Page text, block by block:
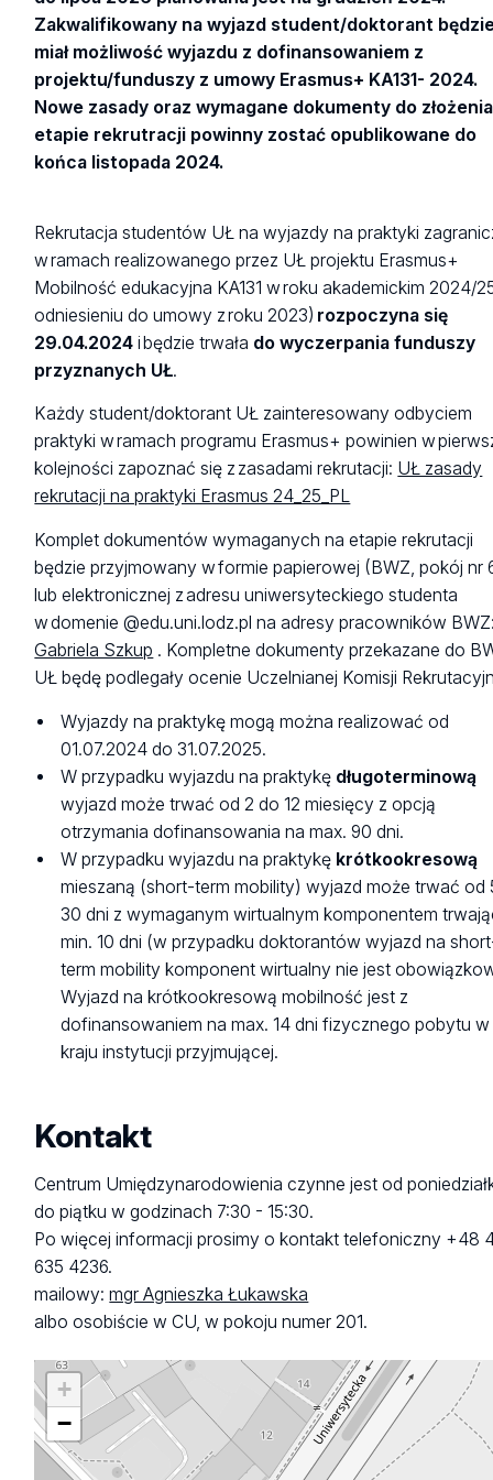
Zakwalifikowany na wyjazd student/doktorant
miał możliwość wyjazdu z dofinansowaniem z
projektu/funduszy z umowy Erasmus+ KA131- 2024.
Nowe zasady oraz wymagane dokumenty do
etapie rekrutracji powinny zostać opublikowane do
końca listopada 2024.
Rekrutacja studentów UŁ na wyjazdy na praktyki
w ramach realizowanego przez UŁ projektu Erasmus+
Mobilność edukacyjna KA131 w roku akademickim 2024/
odniesieniu do umowy z roku 2023) rozpoczyna się
29.04.2024 i będzie trwała do wyczerpania funduszy
przyznanych UŁ.
Każdy student/doktorant UŁ zainteresowany odbyciem
praktyki w ramach programu Erasmus+ powinien w
kolejności zapoznać się z zasadami rekrutacji: UŁ zasady
rekrutacji na praktyki Erasmus 24_25_PL
Komplet dokumentów wymaganych na etapie rekrutacji
będzie przyjmowany w formie papierowej (BWZ, pokój nr
lub elektronicznej z adresu uniwersyteckiego studenta
w domenie @edu.uni.lodz.pl na adresy pracowników
Gabriela Szkup . Kompletne dokumenty przekazane do
UŁ będę podlegały ocenie Uczelnianej Komisji
Wyjazdy na praktykę mogą można realizować od
01.07.2024 do 31.07.2025.
W przypadku wyjazdu na praktykę długoterminową
wyjazd może trwać od 2 do 12 miesięcy z opcją
otrzymania dofinansowania na max. 90 dni.
W przypadku wyjazdu na praktykę krótkookresową
mieszaną (short-term mobility) wyjazd może trwać od
30 dni z wymaganym wirtualnym komponentem
min. 10 dni (w przypadku doktorantów wyjazd na
term mobility komponent wirtualny nie jest
Wyjazd na krótkookresową mobilność jest z
dofinansowaniem na max. 14 dni fizycznego pobytu w
kraju instytucji przyjmującej.
Kontakt
Centrum Umiędzynarodowienia czynne jest od
do piątku w godzinach 7:30 - 15:30.
Po więcej informacji prosimy o kontakt telefoniczny +48
635 4236.
mailowy:mgr Agnieszka Łukawska
albo osobiście w CU, w pokoju numer 201.
+
−